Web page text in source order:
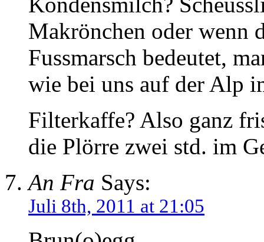
Makrönchen oder wenn
Fussmarsch bedeutet,
wie bei uns auf der Alp
Filterkaffe? Also ganz
die Plörre zwei std. im
An Fra Says:
Juli 8th, 2011 at 21:05